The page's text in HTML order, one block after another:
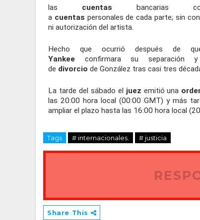
las cuentas bancarias
a cuentas personales de cada parte; sin
ni autorización del artista.
Hecho que ocurrió después de
Yankee confirmara su separación y
de divorcio de González tras casi tres
La tarde del sábado el juez emitió una
las 20:00 hora local (00:00 GMT) y más
ampliar el plazo hasta las 16:00 hora local
Tags # internacionales. # justicia
Share This